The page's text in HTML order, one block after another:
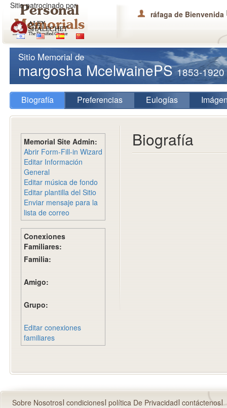
Sitio patrocinado por
ráfaga de Bienvenida
Sitio Memorial de
margosha McelwainePS1853-1920
Biografía Preferencias Eulogías
Memorial Site Admin:
Abrir Form-Fill-in Wizard
Editar Información
General
Editar música de fondo
Editar plantilla del Sitio
Enviar mensaje para la
lista de correo
Conexiones
Familiares:
Familia:
Amigo:
Grupo:
Editar conexiones
familiares
Biografía
Sobre Nosotros condiciones política De Privacidad contáctenos